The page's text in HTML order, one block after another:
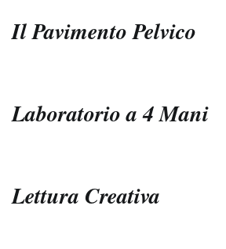
Il Pavimento Pelvico
Laboratorio a 4 Mani
Lettura Creativa